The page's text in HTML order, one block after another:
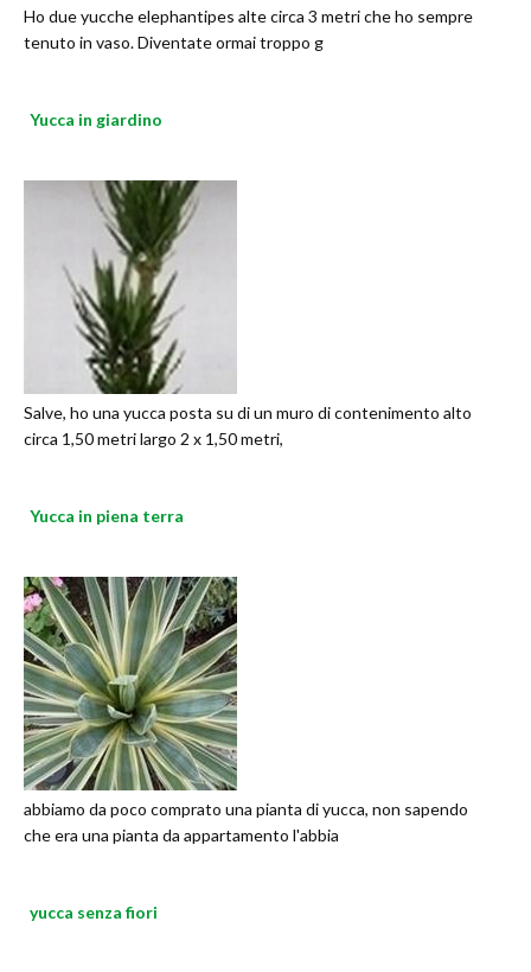
Ho due yucche elephantipes alte circa 3 metri che ho sempre
tenuto in vaso. Diventate ormai troppo g
Yucca in giardino
Salve, ho una yucca posta su di un muro di contenimento alto
circa 1,50 metri largo 2 x 1,50 metri,
Yucca in piena terra
abbiamo da poco comprato una pianta di yucca, non sapendo
che era una pianta da appartamento l'abbia
yucca senza fiori